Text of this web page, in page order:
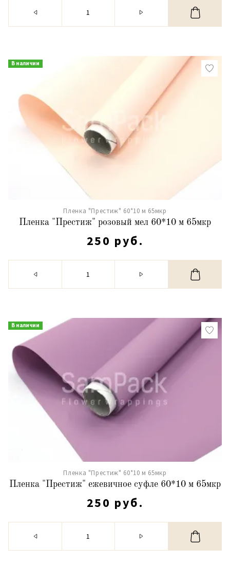
В наличии
Пленка "Престиж" 60*10 м 65мкр
Пленка "Престиж" розовый мел 60*10 м 65мкр
250 руб.
В наличии
Пленка "Престиж" 60*10 м 65мкр
Пленка "Престиж" ежевичное суфле 60*10 м 65мкр
250 руб.